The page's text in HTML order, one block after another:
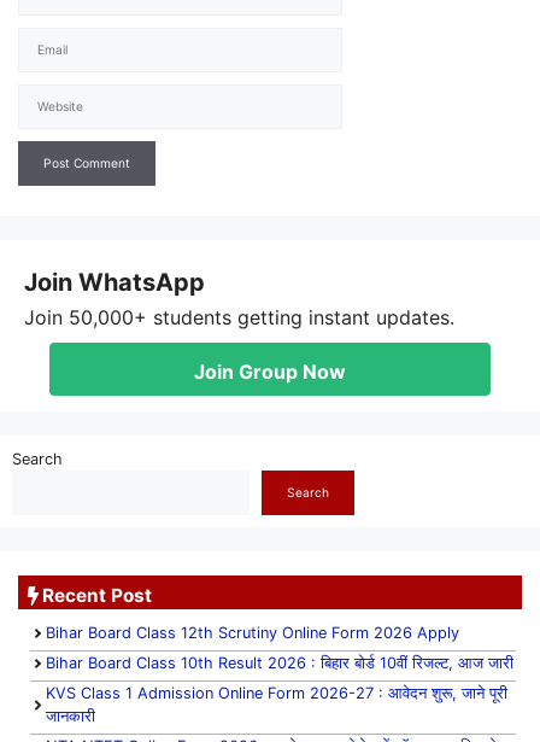
Join WhatsApp
Join 50,000+ students getting instant updates.
Join Group Now
Search
Search
Recent Post
Bihar Board Class 12th Scrutiny Online Form 2026 Apply
Bihar Board Class 10th Result 2026 : बिहार बोर्ड 10वीं रिजल्ट, आज जारी
KVS Class 1 Admission Online Form 2026-27 : आवेदन शुरू, जाने पूरी
जानकारी